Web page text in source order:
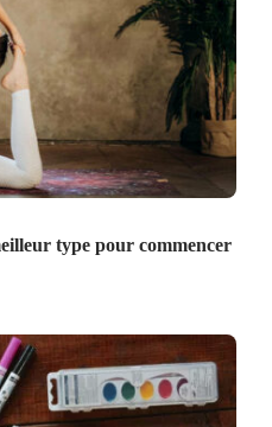
type pour commencer